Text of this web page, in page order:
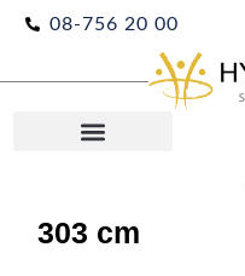
08-756 20 00
303 cm